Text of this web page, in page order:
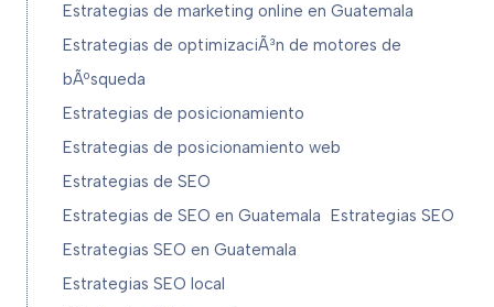
Estrategias de marketing online en Guatemala
Estrategias de optimizaciÃ³n de motores de
bÃºsqueda
Estrategias de posicionamiento
Estrategias de posicionamiento web
Estrategias de SEO
Estrategias de SEO en Guatemala Estrategias SEO
Estrategias SEO en Guatemala
Estrategias SEO local